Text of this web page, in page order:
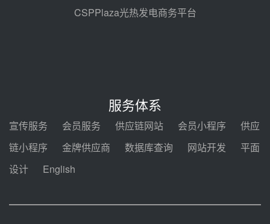
前天 08-04 09:27
目海南州香加#1储能工程EPC总承
包项目设备采购
河北金悦弘千中标重能新疆天山北
麓100MW光热发电项目用“碳钢、
100MW光热发电项目管件采购
CSPPlaza光热发电商务平台
服务体系
宣传服务 会员服务 供应链网站 会员小程序
供应
链小程序
金牌供应商 数据库查询 网站开发
平面
设计
English